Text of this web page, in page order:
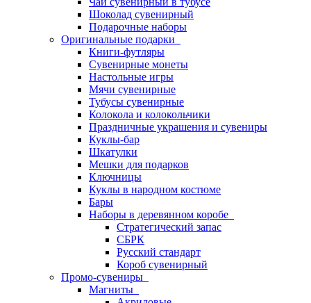
Шоколад сувенирный
Подарочные наборы
Оригинальные подарки
Книги-футляры
Сувенирные монеты
Настольные игры
Мячи сувенирные
Тубусы сувенирные
Колокола и колокольчики
Праздничные украшения и сувениры
Куклы-бар
Шкатулки
Мешки для подарков
Ключницы
Куклы в народном костюме
Бары
Наборы в деревянном коробе
Стратегический запас
СБРК
Русский стандарт
Короб сувенирный
Промо-сувениры
Магниты